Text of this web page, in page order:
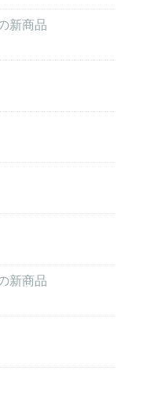
新商品
新商品